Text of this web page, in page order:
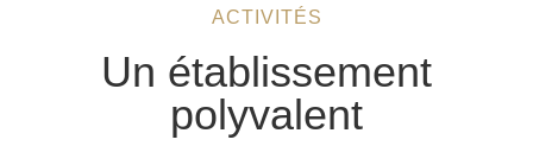
ACTIVITÉS
Un établissement
polyvalent